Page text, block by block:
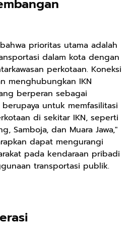
prioritas utama adalah
dalam kota dengan
perkotaan. Koneksi
menghubungkan IKN
berperan sebagai
untuk memfasilitasi
di sekitar IKN, seperti
Samboja, dan Muara Jawa,"
dapat mengurangi
pada kendaraan pribadi
transportasi publik.